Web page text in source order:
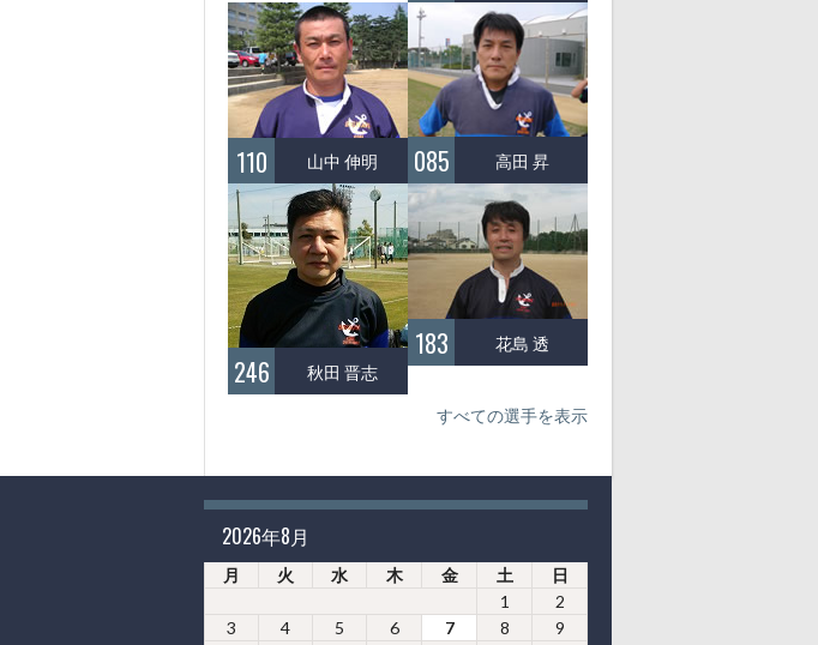
110 山中 伸明 085 高田 昇
246 秋田 晋志
183 花島 透
すべての選手を表示
2026年8月
月 火 水 木 金 土
日
1
2
3
4 5 6 7 8
9